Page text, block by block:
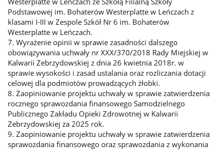
Podstawowej im. Bohaterów Westerplatte w Leńczach z
klasami I-III w Zespole Szkół Nr 6 im. Bohaterów
Westerplatte w Leńczach.
7. Wyrażenie opinii w sprawie zasadności dalszego
obowiązywania uchwały nr XXX/370/2018 Rady Miejskiej w
Kalwarii Zebrzydowskiej z dnia 26 kwietnia 2018r. w
sprawie wysokości i zasad ustalania oraz rozliczania dotacji
celowej dla podmiotów prowadzących żłobki.
8. Zaopiniowanie projektu uchwały w sprawie zatwierdzenia
rocznego sprawozdania finansowego Samodzielnego
Publicznego Zakładu Opieki Zdrowotnej w Kalwarii
Zebrzydowskiej za 2025 rok.
9. Zaopiniowanie projektu uchwały w sprawie zatwierdzenia
sprawozdania finansowego oraz sprawozdania z wykonania